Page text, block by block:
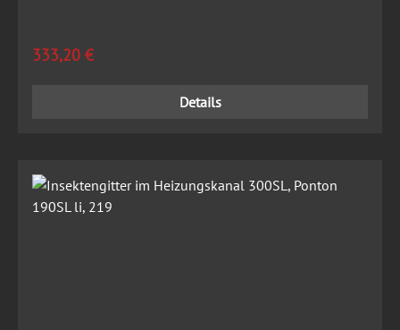
Regulärer Preis:
333,20 €
Details